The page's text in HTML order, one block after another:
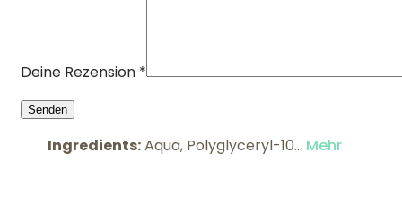
Deine Rezension *
Ingredients:Aqua, Polyglyceryl-10... Mehr